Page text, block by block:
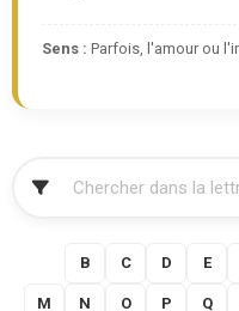
Sens : Parfois, l'amour ou
B C D E
M N O P Q